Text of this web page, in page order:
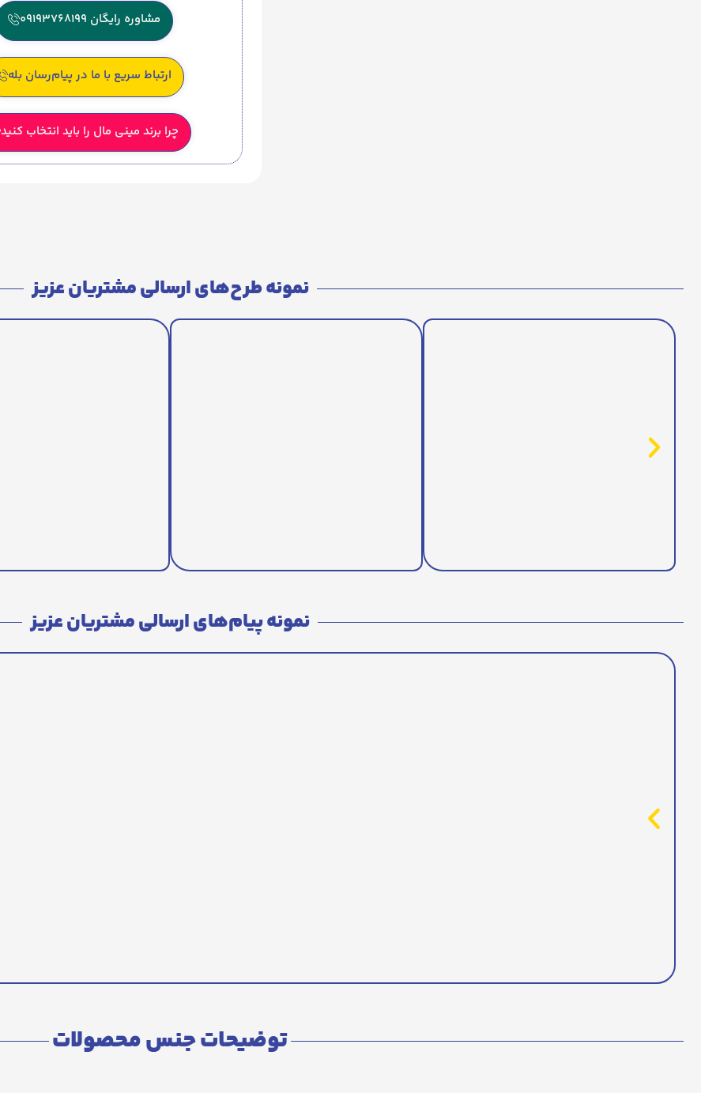
مشاوره رایگان 09193768199
ارتباط سریع با ما در پیام‌رسان بله
چرا برند مینی مال را باید انتخاب کنید
نمونه طرح‌های ارسالی مشتریان عزیز
نمونه پیام‌های ارسالی مشتریان عزیز
توضیحات جنس محصولات